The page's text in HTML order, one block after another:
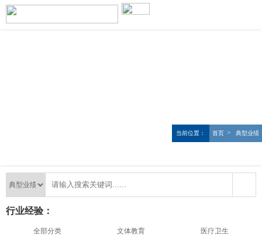
当前位置： 首页 > 典型业绩
行业经验：
全部分类 文体教育 医疗卫生